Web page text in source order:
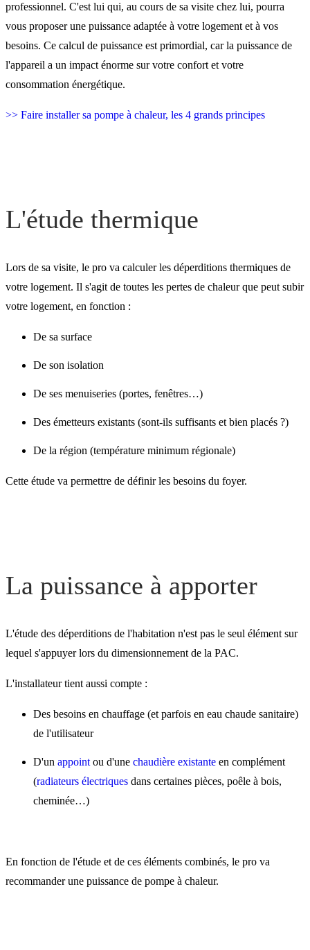
Les puissances de pompe
chaleur chez Atlantic
risques
professionnel. C'est lui qui, au cours de sa visite chez lui, pourra
vous proposer une puissance adaptée à votre logement et à vos
besoins. Ce calcul de puissance est primordial, car la puissance de
l'appareil a un impact énorme sur votre confort et votre
consommation énergétique.
>> Faire installer sa pompe à chaleur, les 4 grands principes
L'étude thermique
Lors de sa visite, le pro va calculer les déperditions thermiques de
votre logement. Il s'agit de toutes les pertes de chaleur que peut subir
votre logement, en fonction :
De sa surface
De son isolation
De ses menuiseries (portes, fenêtres…)
Des émetteurs existants (sont-ils suffisants et bien placés ?)
De la région (température minimum régionale)
Cette étude va permettre de définir les besoins du foyer.
La puissance à apporter
L'étude des déperditions de l'habitation n'est pas le seul élément sur
lequel s'appuyer lors du dimensionnement de la PAC.
L'installateur tient aussi compte :
Des besoins en chauffage (et parfois en eau chaude sanitaire)
de l'utilisateur
D'un appoint ou d'une chaudière existante en complément
(radiateurs électriques dans certaines pièces, poêle à bois,
cheminée…)
En fonction de l'étude et de ces éléments combinés, le pro va
recommander une puissance de pompe à chaleur.